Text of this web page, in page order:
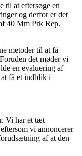
til at eftersøge en
og derfor er det
40 Mm Prk Rep.
metoder til at få
det møder vi
en evaluering af
få et indblik i
Vi har et tæt
vi annoncerer
af at den